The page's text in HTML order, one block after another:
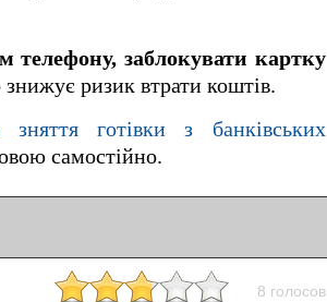
телефону, заблокувати картку
ризик втрати коштів.
готівки з банківських
самостійно.
8 голосов